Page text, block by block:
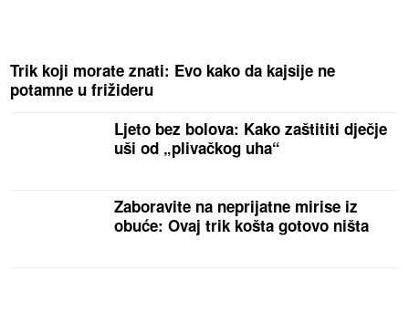
Trik koji morate znati: Evo kako da kajsije ne
potamne u frižideru
Ljeto bez bolova: Kako zaštititi dječje
uši od „plivačkog uha“
Zaboravite na neprijatne mirise iz
obuće: Ovaj trik košta gotovo ništa